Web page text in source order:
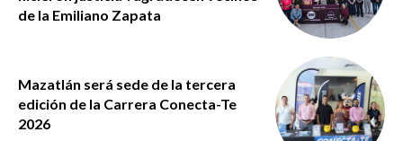
de la Emiliano Zapata
Mazatlán será sede de la tercera
edición de la Carrera Conecta-Te
2026